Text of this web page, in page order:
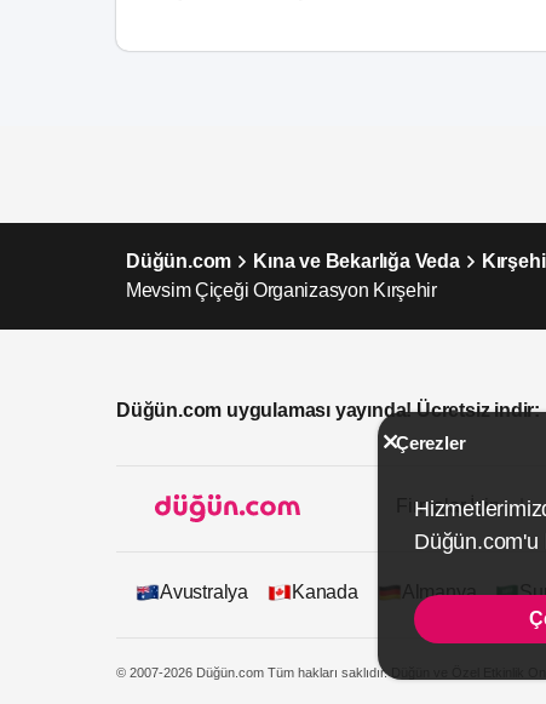
Düğün.com Kına ve Bekarlığa Veda
Mevsim Çiçeği Organizasyon Kırşehir
Düğün.com uygulaması yayında! Ücretsiz indir:
Firmalar İçin
Avustralya Kanada Almanya
© 2007-2026 Düğün.com Tüm hakları saklıdır. Düğün ve Özel Etkinlik
Çerezler
Düğün.com'u